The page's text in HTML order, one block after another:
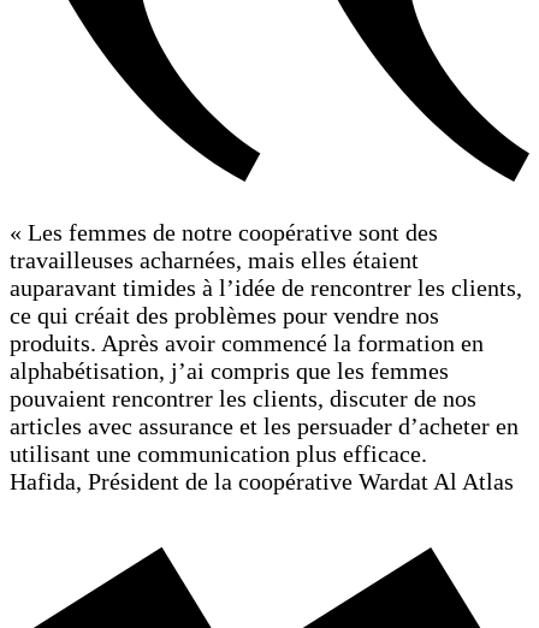
« Les femmes de notre coopérative sont des
travailleuses acharnées, mais elles étaient
auparavant timides à l’idée de rencontrer les clients,
ce qui créait des problèmes pour vendre nos
produits. Après avoir commencé la formation en
alphabétisation, j’ai compris que les femmes
pouvaient rencontrer les clients, discuter de nos
articles avec assurance et les persuader d’acheter en
utilisant une communication plus efficace.
Hafida, Président de la coopérative Wardat Al Atlas